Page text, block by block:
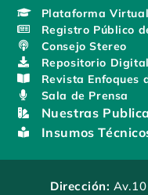
Plataforma Virtual
Registro Público
Consejo Stereo
Repositorio Digital
Revista Enfoques
Sala de Prensa
Nuestras
Insumos
Dirección: